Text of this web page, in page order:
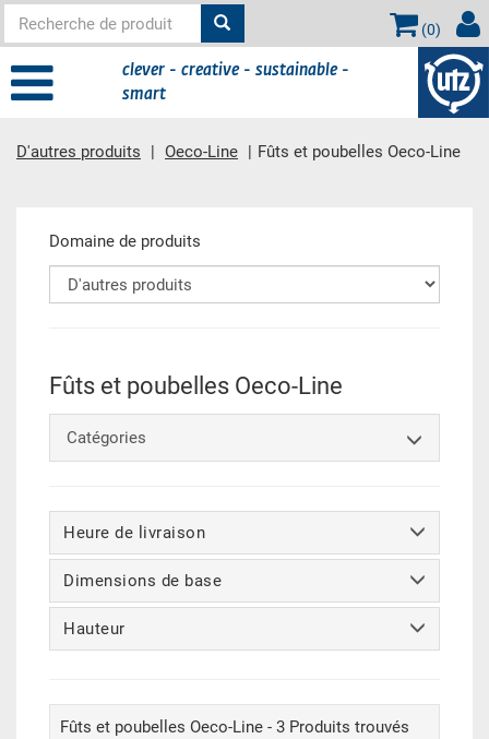
(0)
clever - creative - sustainable -
smart
D'autres produits Oeco-Line Fûts et poubelles Oeco-Line
contient principale
Domaine de produits
Fûts et poubelles Oeco-Line
Catégories
Heure de livraison
Dimensions de base
Hauteur
Fûts et poubelles Oeco-Line - 3 Produits trouvés